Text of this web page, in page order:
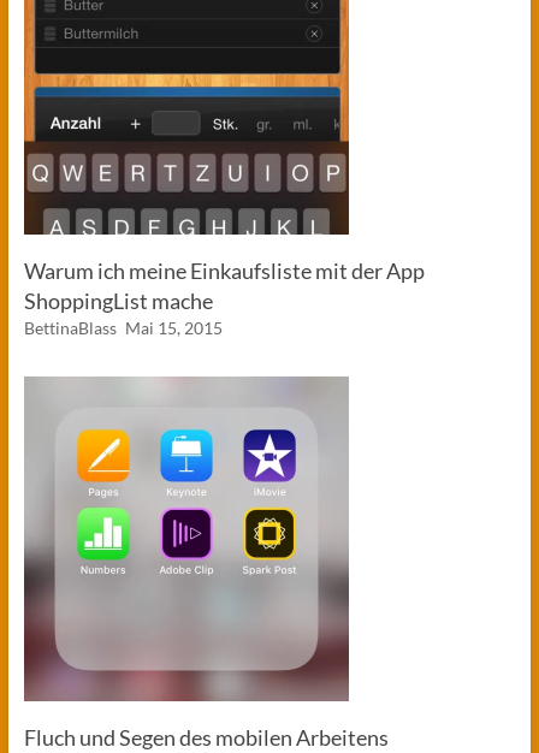
Warum ich meine Einkaufsliste mit der App
ShoppingList mache
BettinaBlass Mai 15, 2015
Fluch und Segen des mobilen Arbeitens